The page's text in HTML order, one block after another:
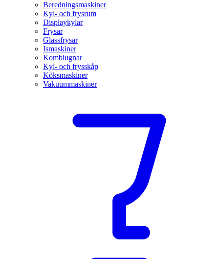
Beredningsmaskiner
Kyl- och frysrum
Displaykylar
Frysar
Glassfrysar
Ismaskiner
Kombiugnar
Kyl- och frysskåp
Köksmaskiner
Vakuummaskiner